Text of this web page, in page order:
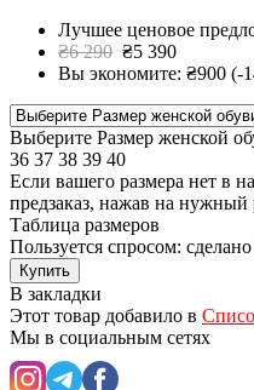
Лучшее ценовое
₴6 290 ₴5 390
Вы экономите: ₴900 (-
Выберите Размер женской
36 37 38 39 40
Если вашего размера нет в
предзаказ, нажав на нужный
Таблица размеров
Пользуется спросом: сделано
Купить
В закладки
Этот товар добавило в
Мы в социальным сетях